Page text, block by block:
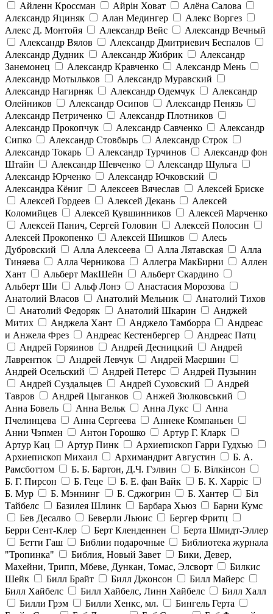
Айленн Кроссман
Айрін Ховат
Алёна Салова
Алєксандр Яциняк
Алан Медингер
Алекс Воргез
Алекс Д. Монтойя
Александр Вейс
Александр Вечный
Александр Вялов
Александр Дмитриевич Беспалов
Александр Дудник
Александр Жибрик
Александр
Занемонец
Александр Кравченко
Александр Мень
Александр Мотыльков
Александр Муравский
Александр Нагирняк
Александр Одемчук
Александр
Олейников
Александр Осипов
Александр Пенязь
Александр Петриченко
Александр Плотников
Александр Прокопчук
Александр Савченко
Александр
Сипко
Александр Стовбырь
Александр Строк
Александр Токарь
Александр Турчинов
Александр фон
Штайн
Александр Шевченко
Александр Шульга
Александр Юрченко
Александр Ючковский
Александра Кёниг
Алексеев Вячеслав
Алексей Бриске
Алексей Гордеев
Алексей Декань
Алексей
Коломийцев
Алексей Кувшинников
Алексей Марченко
Алексей Панич, Сергей Головин
Алексей Полосин
Алексей Прокопенко
Алексей Шишков
Алесь
Дубровский
Алла Алексеева Алла Лятавская
Алла
Тиняева
Алла Черникова Аллегра МакБирни
Аллен
Хант
Альберт МакШейн
Альберт Скардино
Альберт Ши
Альф Лонэ
Анастасия Морозова
Анатолий Власов
Анатолий Мельник
Анатолий Тихов
Анатолий Федоряк
Анатолий Шкарин
Анджей
Митих
Анджела Хант Анджело Тамборра
Андреас
и Анжела Фрез
Андреас Кестенбергер
Андреас Патц
Андрей Горяинов
Андрей Десницкий
Андрей
Лаврентюк
Андрей Левчук
Андрей Маершин
Андрей Осельский
Андрей Петерс
Андрей Пузынин
Андрей Суздальцев
Андрей Суховский
Андрей
Тавров
Андрей Цыганков
Анжей Зюлковський
Анна Бовель
Анна Вельк Анна Лукс
Анна
Пчелинцева
Анна Сергеева
Аннеке Компаньен
Анни Чэпмен
Антон Горошко
Артур Г. Кларк
Артур Кац
Артур Пинк
Архиепископ Гарри Гудхью
Архиепископ Михаил
Архимандрит Августин
Б. А.
Рамсботтом
Б. Б. Бартон, Д.Ч. Гэлвин
Б. Вілкінсон
Б. Г. Пирсон
Б. Геце Б. Е. фан Вайк
Б. К. Харріс
Б. Мур
Б. Мэннинг Б. Сджогрин Б. Хантер
Біл
Тайбелс
Базилея Шлинк Барбара Хьюз
Барни Кумс
Бев Десалво
Беверли Льюис
Бергер Фритц
Берри Сент-Клер
Берт Кленденнен
Берта Шмидт-Эллер
Бетти Гаш
Библии подарочные
Библиотека журнала
"Тропинка"
Библия, Новый Завет
Бики, Девер,
Махейни, Трипп, Мбеве, Дункан, Томас, Элсворт
Билкис
Шейк
Билл Брайт Билл Джонсон
Билл Майерс
Билл Хайбелс
Билл Хайбелс, Линн Хайбелс
Билл Халл
Билли Грэм
Билли Хенкс, мл.
Бингель Герта